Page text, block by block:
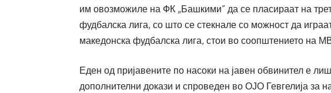
им овозможиле на ФК „Башкими” да се пласираат на
фудбалска лига, со што се стекнале со можност да
македонска фудбалска лига, стои во соопштението на
Еден од пријавените по насоки на јавен обвинител е
дополнителни докази и спроведен во ОЈО Гевгелија за